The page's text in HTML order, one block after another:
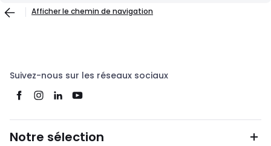
Afficher le chemin de navigation
Suivez-nous sur les réseaux sociaux
Notre sélection